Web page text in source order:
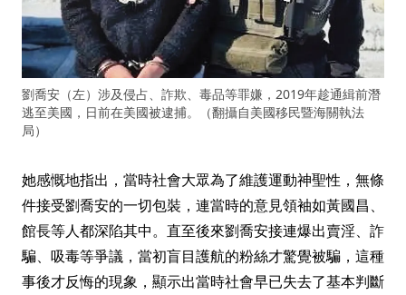
劉喬安（左）涉及侵占、詐欺、毒品等罪嫌，2019年趁通緝前潛
逃至美國，日前在美國被逮捕。（翻攝自美國移民暨海關執法
局）
她感慨地指出，當時社會大眾為了維護運動神聖性，無條
件接受劉喬安的一切包裝，連當時的意見領袖如黃國昌、
館長等人都深陷其中。直至後來劉喬安接連爆出賣淫、詐
騙、吸毒等爭議，當初盲目護航的粉絲才驚覺被騙，這種
事後才反悔的現象，顯示出當時社會早已失去了基本判斷